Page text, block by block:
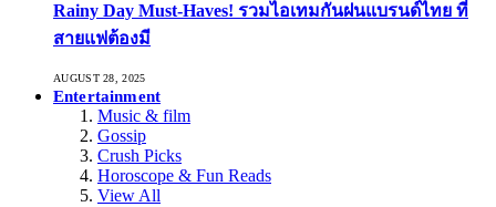
Rainy Day Must-Haves! รวมไอเทมกันฝนแบรนด์ไทย ที่
สายแฟต้องมี
AUGUST 28, 2025
Entertainment
Music & film
Gossip
Crush Picks
Horoscope & Fun Reads
View All